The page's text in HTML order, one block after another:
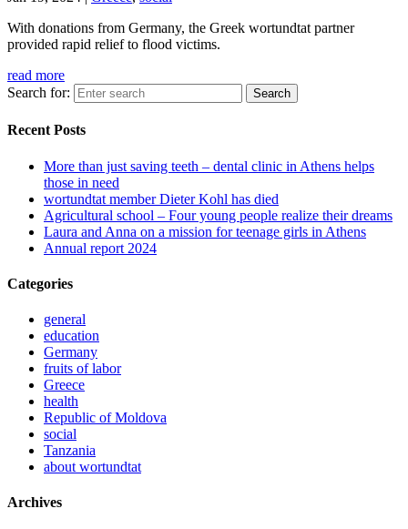
With donations from Germany, the Greek wortundtat partner
provided rapid relief to flood victims.
read more
Search for:
Recent Posts
More than just saving teeth – dental clinic in Athens helps
those in need
wortundtat member Dieter Kohl has died
Agricultural school – Four young people realize their dreams
Laura and Anna on a mission for teenage girls in Athens
Annual report 2024
Categories
general
education
Germany
fruits of labor
Greece
health
Republic of Moldova
social
Tanzania
about wortundtat
Archives